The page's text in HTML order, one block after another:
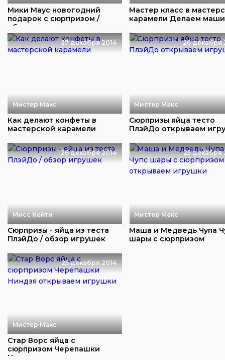
Мики Маус новогодний
подарок с сюрпризом /
обзор игрушек
Мастер класс в
карамели Делаем
27 декабря 2014
Мистер Макс
Как делают конфеты в
мастерской карамели
26 декабря
Мистер Макс
Сюрпризы яйца тесто
ПлэйДо открываем
26 декабря 2014
Мисс Кейти
Сюрпризы - яйца из теста
ПлэйДо / обзор игрушек
25 декабря
Мистер Макс
Маша и Медведь Чупа
шары с сюрпризом
25 декабря 2014
Мистер Макс
Стар Ворс яйца с
сюрпризом Черепашки
Ниндзя открываем игрушк...